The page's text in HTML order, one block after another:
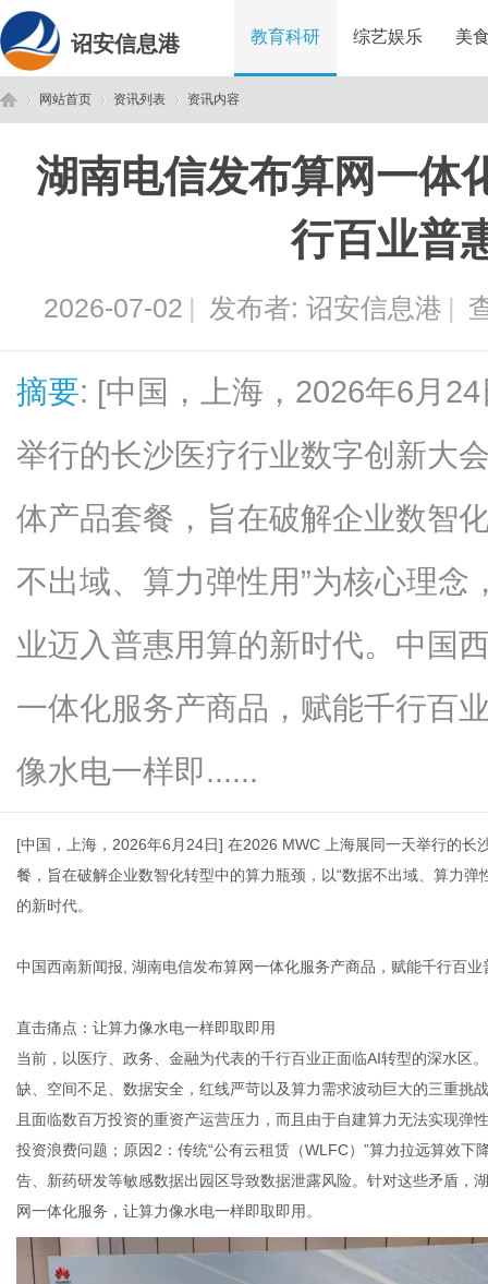
诏安信息港 教育科研 综艺娱乐 美
网站首页 资讯列表 资讯内容
湖南电信发布算网一体
行百业普
2026-07-02 | 发布者: 诏安信息港 |
摘要: [中国，上海，2026年6月
举行的长沙医疗行业数字创新大
体产品套餐，旨在破解企业数智
不出域、算力弹性用”为核心理
业迈入普惠用算的新时代。中国
一体化服务产商品，赋能千行百
像水电一样即......
[中国，上海， 2026年6 月 24日] 在2026 MWC
上海展同一天举行的
餐，旨在破解企业数智化转型中的算力瓶颈，以“数据不出域、算力弹
的新时代。
中国西南新闻报 湖南电信发布算网一体化服务产商品，赋能千行百业
直击痛点：让算力像水电一样即取即用
当前，以医疗、政务、金融为代表的千行百业正面临AI转型的深水区
缺、空间不足、数据安全，红线严苛以及算力需求波动巨大的三重挑
且面临数百万投资的重资产运营压力，而且由于自建算力无法实现弹
投资浪费问题；原因2 ：传统“公有云租赁（WLFC）”算力拉远算效下
告、新药研发等敏感数据出园区导致数据泄露风险。针对这些矛盾，
网一体化服务，让算力像水电一样即取即用。